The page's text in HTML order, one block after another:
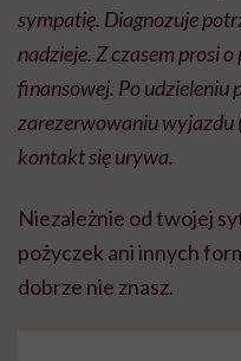
sympatię. Diagnozuje
nadzieje. Z czasem prosi
finansowej. Po udzieleniu
zarezerwowaniu wyjazdu
kontakt się urywa.
Niezależnie od twojej
pożyczek ani innych
dobrze nie znasz.